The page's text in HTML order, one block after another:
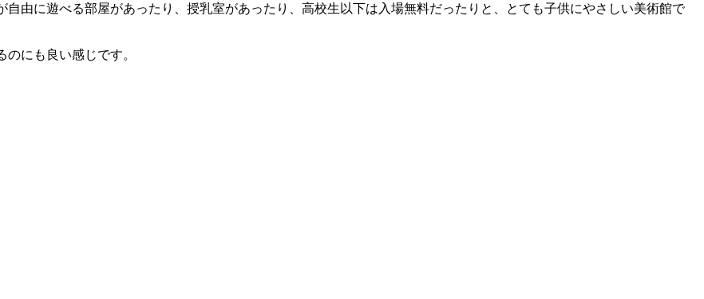
由に遊べる部屋があったり、授乳室があったり、高校生以下は入場無料だったりと、とても子供にやさしい美術館で
にも良い感じです。